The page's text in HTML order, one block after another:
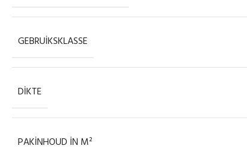
GEBRUIKSKLASSE
DIKTE
PAKINHOUD IN M²